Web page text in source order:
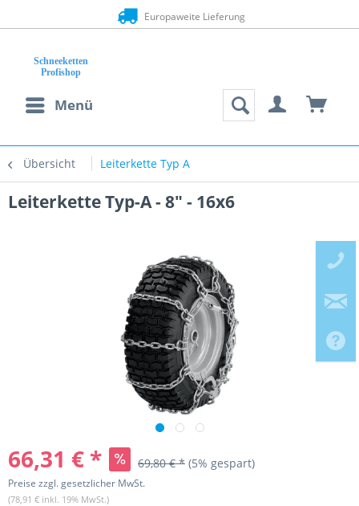
Europaweite Lieferung
Menü
Übersicht Leiterkette Typ A
Leiterkette Typ-A - 8" - 16x6
66,31 € * 69,80 € * (5% gespart)
Preise zzgl. gesetzlicher MwSt.
(78,91 € inkl. 19% MwSt.)